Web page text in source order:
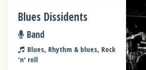
Blues Dissidents
Band
Blues, Rhythm & blues, Rock
'n' roll